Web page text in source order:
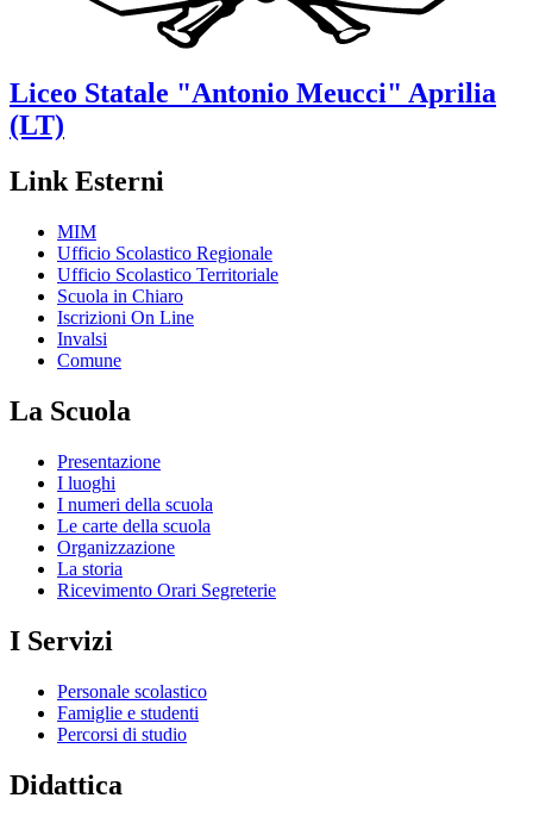
Liceo Statale "Antonio Meucci" Aprilia
(LT)
Link Esterni
MIM
Ufficio Scolastico Regionale
Ufficio Scolastico Territoriale
Scuola in Chiaro
Iscrizioni On Line
Invalsi
Comune
La Scuola
Presentazione
I luoghi
I numeri della scuola
Le carte della scuola
Organizzazione
La storia
Ricevimento Orari Segreterie
I Servizi
Personale scolastico
Famiglie e studenti
Percorsi di studio
Didattica